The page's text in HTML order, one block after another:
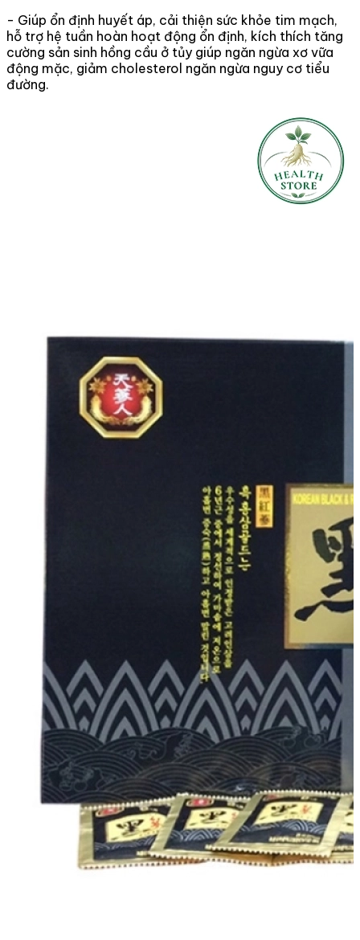
- Giúp ổn định huyết áp, cải thiện sức khỏe tim mạch,
hỗ trợ hệ tuần hoàn hoạt động ổn định, kích thích tăng
cường sản sinh hồng cầu ở tủy giúp ngăn ngừa xơ vữa
động mặc, giảm cholesterol ngăn ngừa nguy cơ tiểu
đường.